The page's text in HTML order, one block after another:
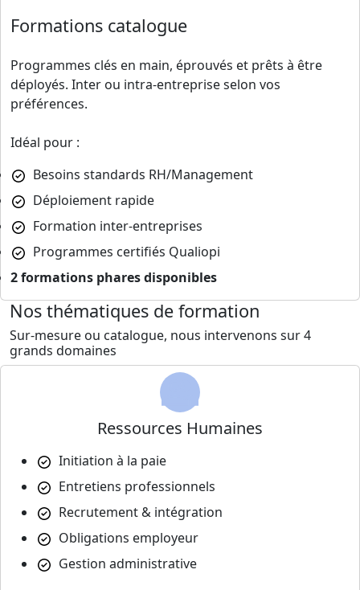
Formations catalogue
Programmes clés en main, éprouvés et prêts à être
déployés. Inter ou intra-entreprise selon vos
préférences.
Idéal pour :
Besoins standards RH/Management
Déploiement rapide
Formation inter-entreprises
Programmes certifiés Qualiopi
2 formations phares disponibles
Nos thématiques de formation
Sur-mesure ou catalogue, nous intervenons sur 4
grands domaines
Ressources Humaines
Initiation à la paie
Entretiens professionnels
Recrutement & intégration
Obligations employeur
Gestion administrative